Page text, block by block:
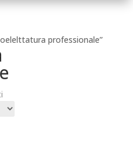
professionale”